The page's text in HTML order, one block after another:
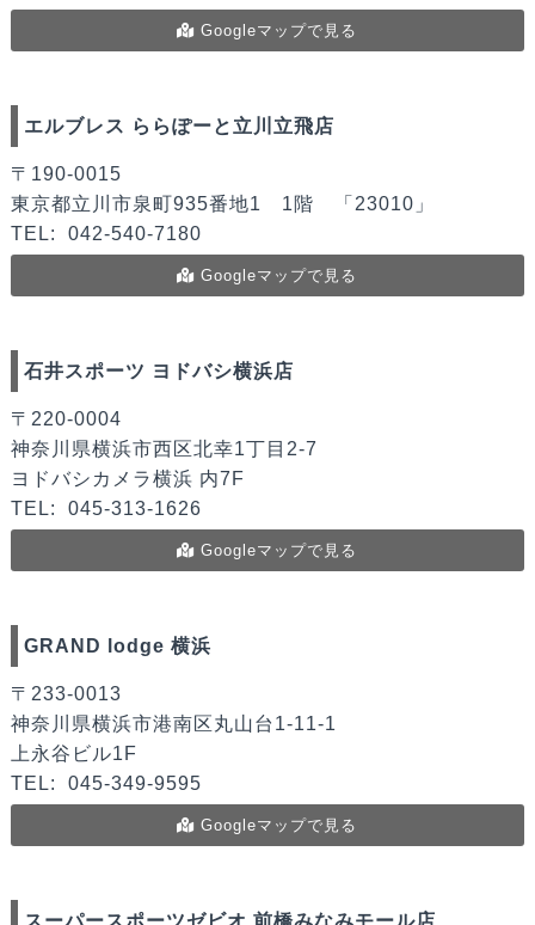
Googleマップで見る
エルブレス ららぽーと立川立飛店
〒190-0015
東京都立川市泉町935番地1 1階 「23010」
TEL:
042-540-7180
Googleマップで見る
石井スポーツ ヨドバシ横浜店
〒220-0004
神奈川県横浜市西区北幸1丁目2-7
ヨドバシカメラ横浜 内7F
TEL:
045-313-1626
Googleマップで見る
GRAND lodge 横浜
〒233-0013
神奈川県横浜市港南区丸山台1-11-1
上永谷ビル1F
TEL:
045-349-9595
Googleマップで見る
スーパースポーツゼビオ 前橋みなみモール店